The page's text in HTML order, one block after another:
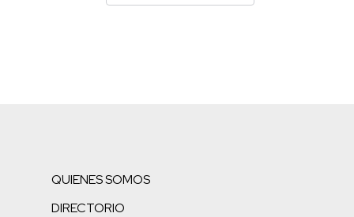
QUIENES SOMOS
DIRECTORIO